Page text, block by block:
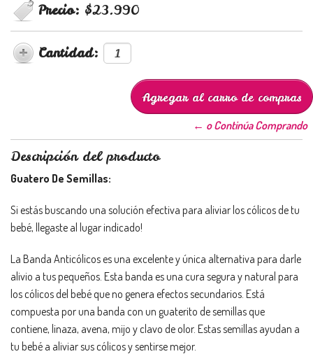
Precio: $23.990
Cantidad:
← o Continúa Comprando
Descripción del producto
Guatero De Semillas:
Si estás buscando una solución efectiva para aliviar los cólicos de tu
bebé, llegaste al lugar indicado!
La Banda Anticólicos es una excelente y única alternativa para darle
alivio a tus pequeños. Esta banda es una cura segura y natural para
los cólicos del bebé que no genera efectos secundarios. Está
compuesta por una banda con un guaterito de semillas que
contiene, linaza, avena, mijo y clavo de olor. Estas semillas ayudan a
tu bebé a aliviar sus cólicos y sentirse mejor.